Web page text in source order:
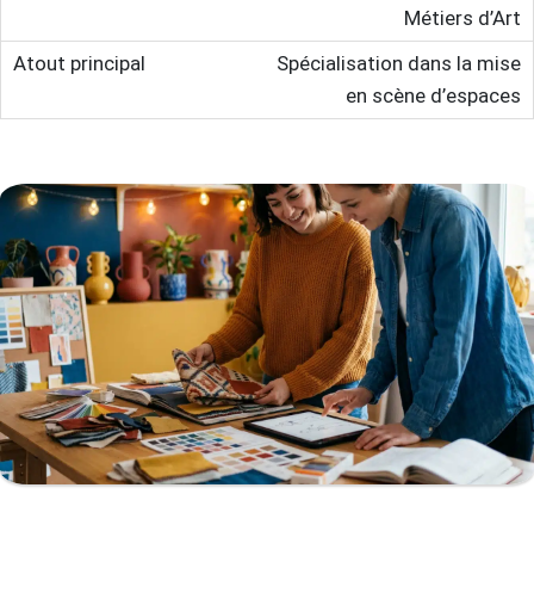
Métiers d’Art
Spécialisation dans la mise
en scène d’espaces